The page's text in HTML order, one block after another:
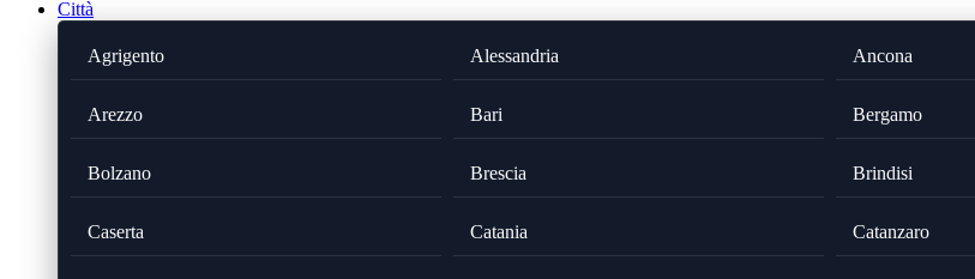
Città
Agrigento Alessandria Ancona
Arezzo Bari Bergamo
Bolzano Brescia Brindisi
Caserta Catania Catanzaro